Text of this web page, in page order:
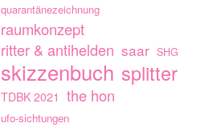
quarantänezeichnung
raumkonzept
ritter & antihelden saar SHG
skizzenbuch splitter
TDBK 2021 the hon
ufo-sichtungen